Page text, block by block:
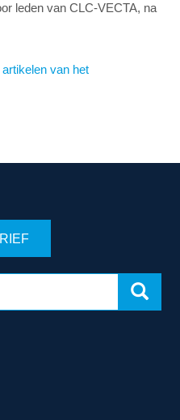
leden van CLC-VECTA, na
van het